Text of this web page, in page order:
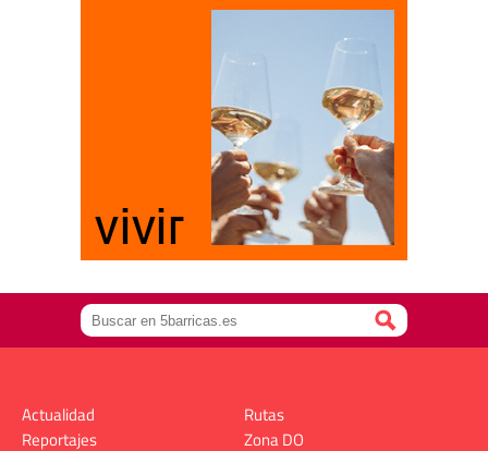
Actualidad
Reportajes
Rutas
Zona DO